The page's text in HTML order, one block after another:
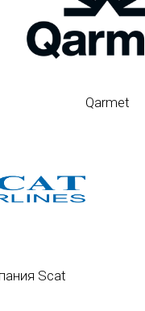
Qarmet
Scat